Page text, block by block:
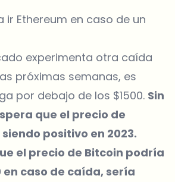
ir Ethereum en caso de un
experimenta otra caída
próximas semanas, es
por debajo de los $1500. Sin
que el precio de
positivo en 2023.
el precio de Bitcoin podría
en caso de caída, sería